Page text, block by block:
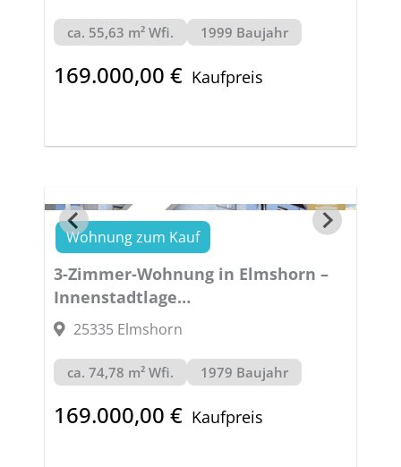
ca. 55,63 m² Wfi. 1999 Baujahr
169.000,00 € Kaufpreis
VERKAUFT
Wohnung zum Kauf
3-Zimmer-Wohnung in Elmshorn –
Innenstadtlage
CITYLIVING
25335 Elmshorn
ca. 74,78 m² Wfi. 1979 Baujahr
169.000,00 € Kaufpreis